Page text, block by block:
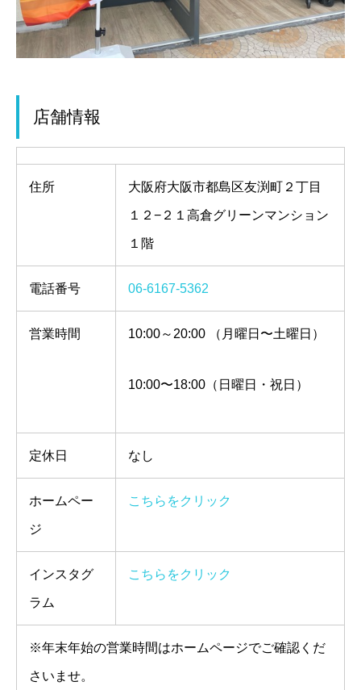
店舗情報
住所 大阪府大阪市都島区友渕町２丁目
１２−２１高倉グリーンマンション
１階
電話番号 06-6167-5362
営業時間 10:00～20:00 （月曜日〜土曜日）
10:00〜18:00（日曜日・祝日）
定休日 なし
ホームペー
ジ
こちらをクリック
インスタグ
ラム
こちらをクリック
※年末年始の営業時間はホームページでご確認くだ
さいませ。